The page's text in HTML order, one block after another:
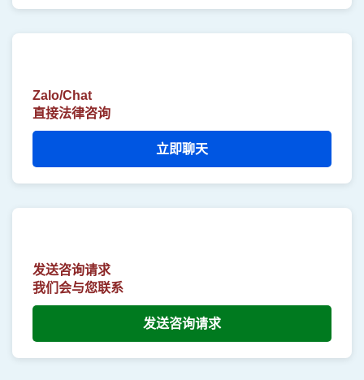
Zalo/Chat
直接法律咨询
立即聊天
发送咨询请求
我们会与您联系
发送咨询请求